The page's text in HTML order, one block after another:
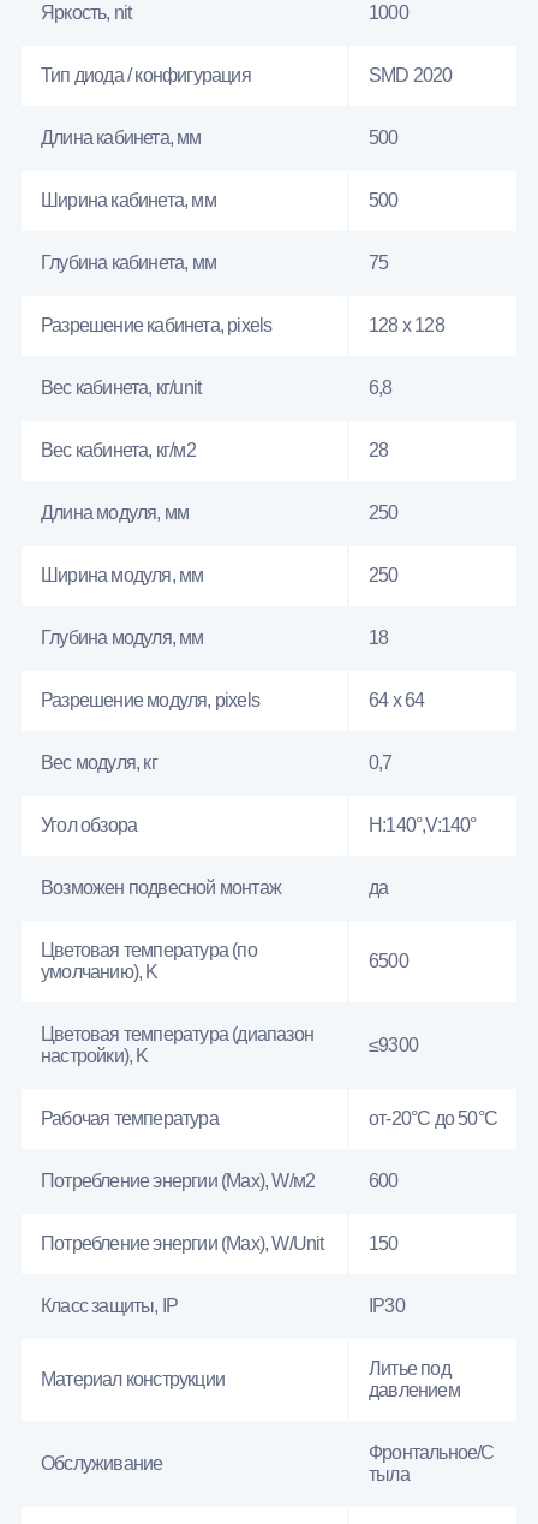
Яркость, nit 1000
Тип диода / конфигурация SMD 2020
Длина кабинета, мм 500
Ширина кабинета, мм 500
Глубина кабинета, мм 75
Разрешение кабинета, pixels 128 x 128
Вес кабинета, кг/unit 6,8
Вес кабинета, кг/м2 28
Длина модуля, мм 250
Ширина модуля, мм 250
Глубина модуля, мм 18
Разрешение модуля, pixels 64 x 64
Вес модуля, кг 0,7
Угол обзора H:140°,V:140°
Возможен подвесной монтаж да
Цветовая температура (по
умолчанию), K
6500
Цветовая температура (диапазон
настройки), K
≤9300
Рабочая температура от-20°C до 50°C
Потребление энергии (Max), W/м2 600
Потребление энергии (Max), W/Unit 150
Класс защиты, IP IP30
Материал конструкции
Литье под
давлением
Обслуживание
Фронтальное/С
тыла